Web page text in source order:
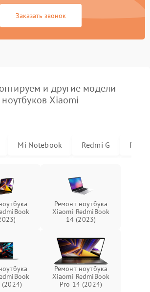
Заказать звонок
и другие модели
ноутбуков Xiaomi
Mi Notebook Redmi G
Ремонт ноутбука
Xiaomi RedmiBook
14 (2023)
(2024)
Ремонт ноутбука
Xiaomi RedmiBook
Pro 14 (2024)